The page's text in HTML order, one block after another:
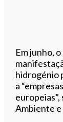
Em junho,
hidrogénio
a
Ambiente e